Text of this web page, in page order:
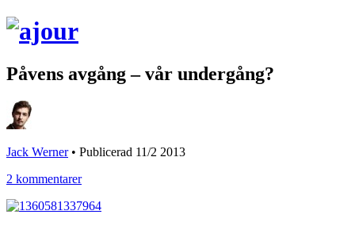
Påvens avgång – vår undergång?
Jack Werner• Publicerad 11/2 2013
2 kommentarer